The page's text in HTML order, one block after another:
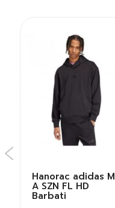
Hanorac adidas M
A SZN FL HD
Barbati